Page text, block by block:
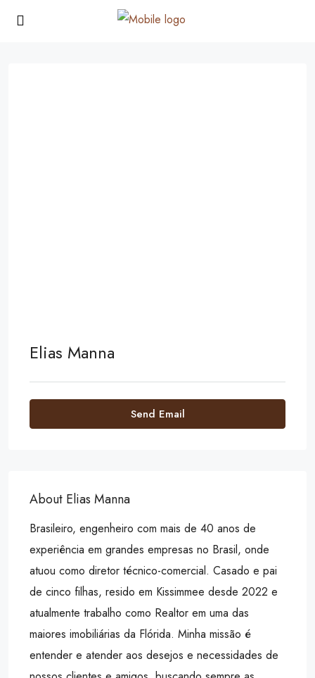
Elias Manna
Send Email
About Elias Manna
Brasileiro, engenheiro com mais de 40 anos de
experiência em grandes empresas no Brasil, onde
atuou como diretor técnico-comercial. Casado e pai
de cinco filhas, resido em Kissimmee desde 2022 e
atualmente trabalho como Realtor em uma das
maiores imobiliárias da Flórida. Minha missão é
entender e atender aos desejos e necessidades de